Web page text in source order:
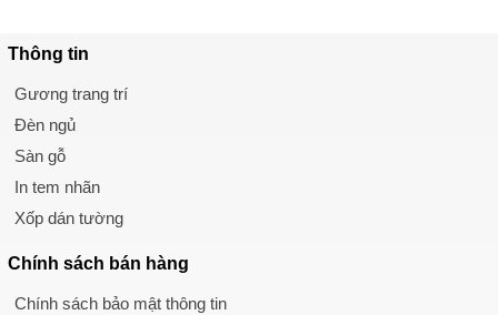
Thông tin
Gương trang trí
Đèn ngủ
Sàn gỗ
In tem nhãn
Xốp dán tường
Chính sách bán hàng
Chính sách bảo mật thông tin